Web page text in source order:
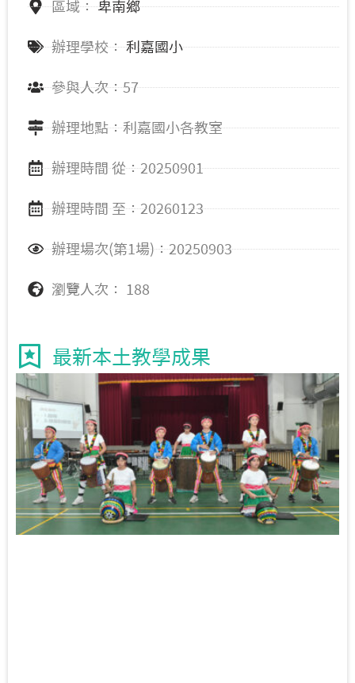
區域： 卑南鄉
辦理學校： 利嘉國小
參與人次：57
辦理地點：利嘉國小各教室
辦理時間 從：20250901
辦理時間 至：20260123
辦理場次(第1場)：20250903
瀏覽人次： 188
最新本土教學成果